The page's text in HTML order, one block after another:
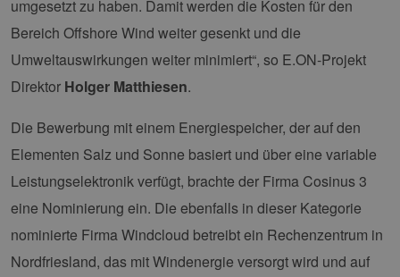
umgesetzt zu haben. Damit werden die Kosten für den
Bereich Offshore Wind weiter gesenkt und die
Umweltauswirkungen weiter minimiert“, so E.ON-Projekt
Direktor Holger Matthiesen.
Die Bewerbung mit einem Energiespeicher, der auf den
Elementen Salz und Sonne basiert und über eine variable
Leistungselektronik verfügt, brachte der Firma Cosinus 3
eine Nominierung ein. Die ebenfalls in dieser Kategorie
nominierte Firma Windcloud betreibt ein Rechenzentrum in
Nordfriesland, das mit Windenergie versorgt wird und auf